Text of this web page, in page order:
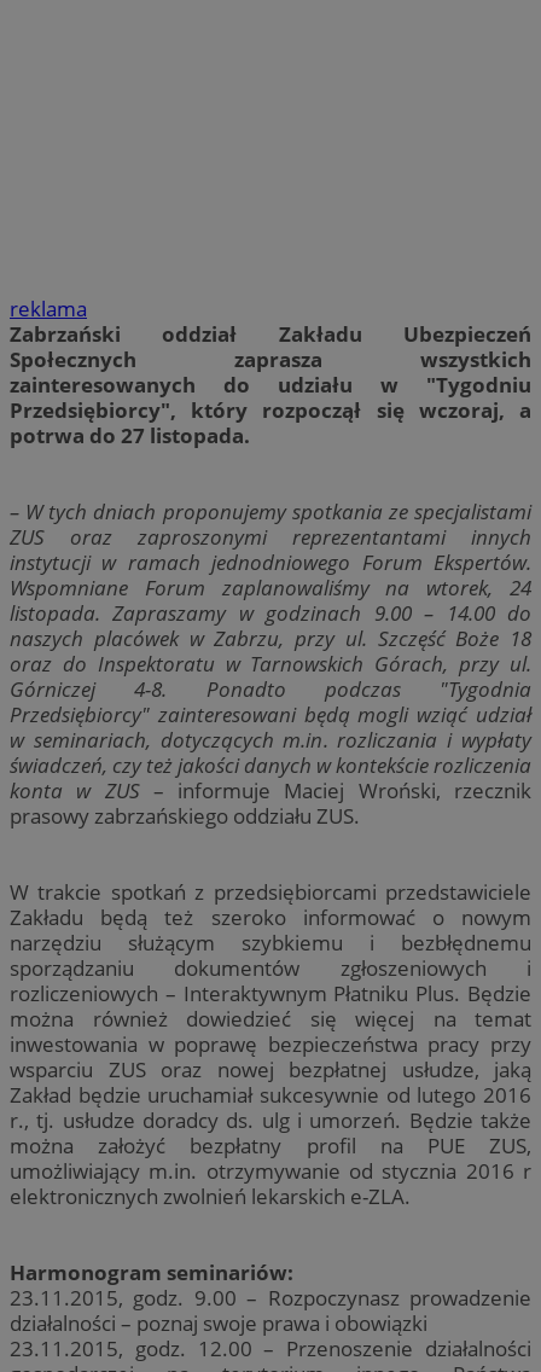
reklama
Zabrzański oddział Zakładu Ubezpieczeń
Społecznych zaprasza wszystkich
zainteresowanych do udziału w "Tygodniu
Przedsiębiorcy", który rozpoczął się wczoraj, a
potrwa do 27 listopada.
– W tych dniach proponujemy spotkania ze specjalistami
ZUS oraz zaproszonymi reprezentantami innych
instytucji w ramach jednodniowego Forum Ekspertów.
Wspomniane Forum zaplanowaliśmy na wtorek, 24
listopada. Zapraszamy w godzinach 9.00 – 14.00 do
naszych placówek w Zabrzu, przy ul. Szczęść Boże 18
oraz do Inspektoratu w Tarnowskich Górach, przy ul.
Górniczej 4-8. Ponadto podczas "Tygodnia
Przedsiębiorcy" zainteresowani będą mogli wziąć udział
w seminariach, dotyczących m.in. rozliczania i wypłaty
świadczeń, czy też jakości danych w kontekście rozliczenia
konta w ZUS – informuje Maciej Wroński, rzecznik
prasowy zabrzańskiego oddziału ZUS.
W trakcie spotkań z przedsiębiorcami przedstawiciele
Zakładu będą też szeroko informować o nowym
narzędziu służącym szybkiemu i bezbłędnemu
sporządzaniu dokumentów zgłoszeniowych i
rozliczeniowych – Interaktywnym Płatniku Plus. Będzie
można również dowiedzieć się więcej na temat
inwestowania w poprawę bezpieczeństwa pracy przy
wsparciu ZUS oraz nowej bezpłatnej usłudze, jaką
Zakład będzie uruchamiał sukcesywnie od lutego 2016
r., tj. usłudze doradcy ds. ulg i umorzeń. Będzie także
można założyć bezpłatny profil na PUE ZUS,
umożliwiający m.in. otrzymywanie od stycznia 2016 r
elektronicznych zwolnień lekarskich e-ZLA.
Harmonogram seminariów:
23.11.2015, godz. 9.00 – Rozpoczynasz prowadzenie
działalności – poznaj swoje prawa i obowiązki
23.11.2015, godz. 12.00 – Przenoszenie działalności